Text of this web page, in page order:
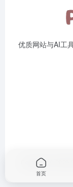
优质网站与AI工
Copyright © 2026
首页